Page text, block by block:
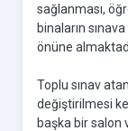
sağlanması,
binaların
önüne
Toplu sınav
değiştirilmesi
başka bir salon